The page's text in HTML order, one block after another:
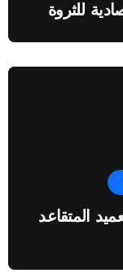
للثروة
المتقاعد